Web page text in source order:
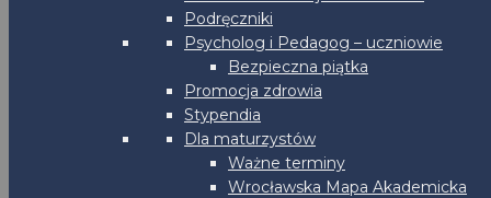
Podręczniki
Psycholog i Pedagog – uczniowie
Bezpieczna piątka
Promocja zdrowia
Stypendia
Dla maturzystów
Ważne terminy
Wrocławska Mapa Akademicka